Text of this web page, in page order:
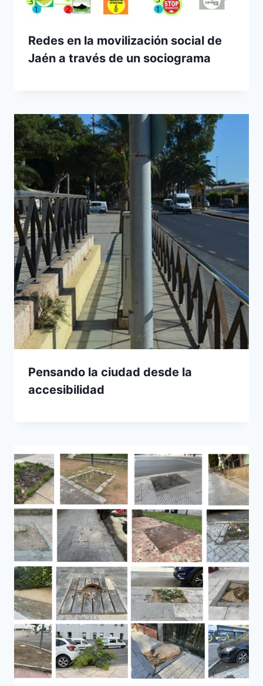
Redes en la movilización social de
Jaén a través de un sociograma
Pensando la ciudad desde la
accesibilidad